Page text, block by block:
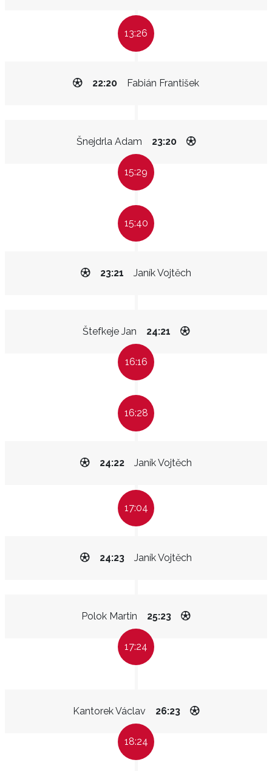
13:26
Fabián František
22:20
Šnejdrla Adam 23:20
15:29
15:40
Janík Vojtěch
23:21
Štefkeje Jan 24:21
16:16
16:28
Janík Vojtěch
24:22
17:04
Janík Vojtěch
24:23
Polok Martin 25:23
17:24
Kantorek Václav 26:23
18:24